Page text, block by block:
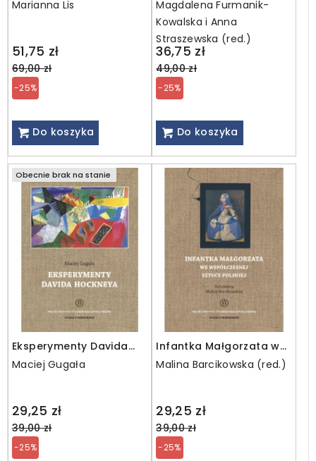
Marianna Lis
51,75 zł
Regular
price
69,00 zł
-25%
Do koszyka
w sztuce i kulturze
Magdalena Furmanik-
Kowalska i Anna
Straszewska (red.)
36,75 zł
Regular
price
49,00 zł
-25%
Do koszyka
Obecnie brak na stanie
Eksperymenty Davida
Hockneya
Maciej Gugała
29,25 zł
Regular
price
39,00 zł
-25%
Infantka Małgorzata we
współczesnej sztuce
polskiej
Malina Barcikowska (red.)
29,25 zł
Regular
price
39,00 zł
-25%